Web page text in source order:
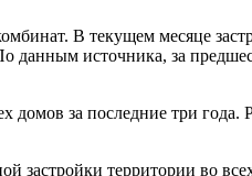
В текущем месяце
источника, за
домов за последние три
застройки территории во